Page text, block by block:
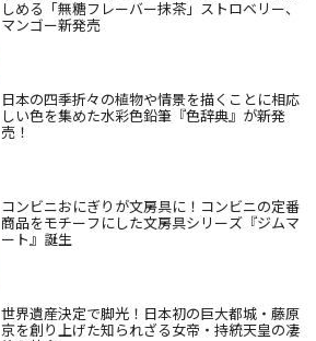
しめる「無糖フレーバー抹茶」ストロベリー、
マンゴー新発売
日本の四季折々の植物や情景を描くことに相応
しい色を集めた水彩色鉛筆『色辞典』が新発
売！
コンビニおにぎりが文房具に！コンビニの定番
商品をモチーフにした文房具シリーズ『ジムマ
ート』誕生
世界遺産決定で脚光！日本初の巨大都城・藤原
京を創り上げた知られざる女帝・持統天皇の凄